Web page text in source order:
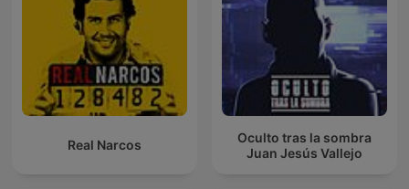
Real Narcos
Oculto tras la sombra
Juan Jesús Vallejo